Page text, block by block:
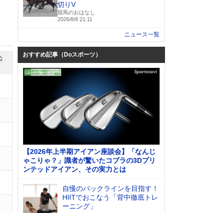
切りV
競馬のおはなし
2026/8/8 21:11
ニュース一覧
おすすめ記事（Doスポーツ）
【2026年上半期アイアン座談会】「なんじ
ゃこりゃ？」識者が驚いたコブラの3Dプリ
ンテッドアイアン、その実力とは
自慢のバックラインを目指す！
HIITでおこなう「背中徹底トレ
ーニング」